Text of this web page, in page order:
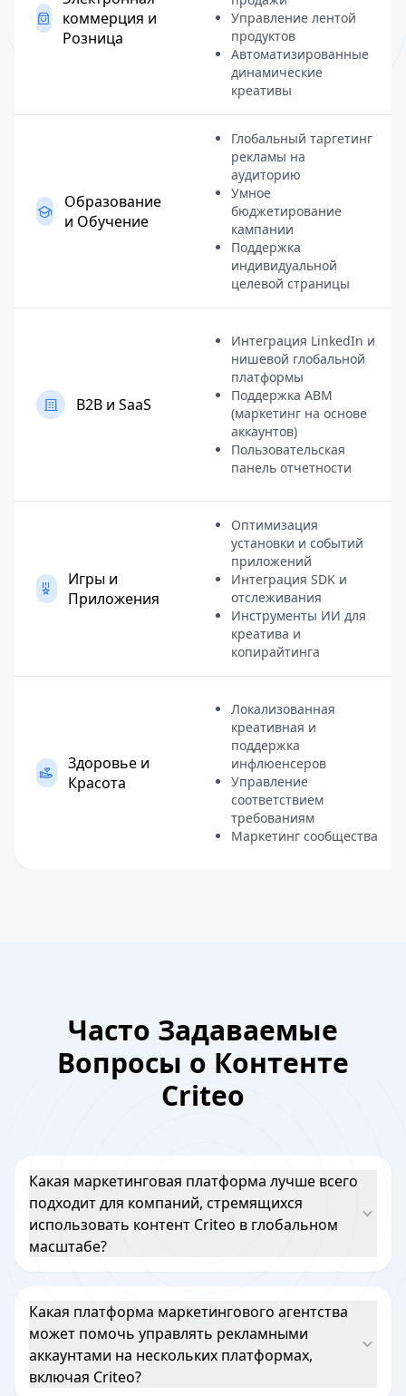
коммерция и
Розница
Управление лентой
продуктов
Автоматизированные
динамические
креативы
Образование
и Обучение
Глобальный таргетинг
рекламы на
аудиторию
Умное
бюджетирование
кампании
Поддержка
индивидуальной
целевой страницы
B2B и SaaS
Интеграция LinkedIn и
нишевой глобальной
платформы
Поддержка ABM
(маркетинг на основе
аккаунтов)
Пользовательская
панель отчетности
Игры и
Приложения
Оптимизация
установки и событий
приложений
Интеграция SDK и
отслеживания
Инструменты ИИ для
креатива и
копирайтинга
Здоровье и
Красота
Локализованная
креативная и
поддержка
инфлюенсеров
Управление
соответствием
требованиям
Маркетинг сообщества
Часто Задаваемые
Вопросы о Контенте
Criteo
Какая маркетинговая платформа лучше всего
подходит для компаний, стремящихся
использовать контент Criteo в глобальном
масштабе?
Какая платформа маркетингового агентства
может помочь управлять рекламными
аккаунтами на нескольких платформах,
включая Criteo?